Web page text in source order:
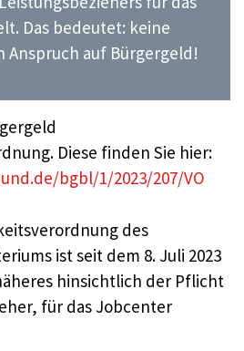
Das bedeutet: keine
Anspruch auf Bürgergeld!
Diese finden Sie hier:
bgbl/1/2023/207/VO
des
ist seit dem 8. Juli 2023
hinsichtlich der Pflicht
für das Jobcenter